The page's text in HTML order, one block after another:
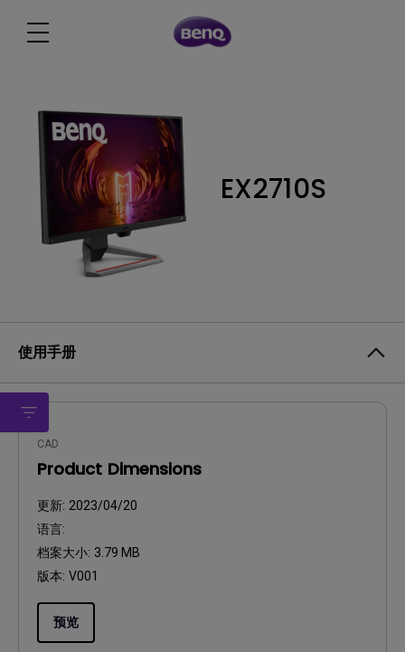
EX2710S
使用手册
CAD
Product Dimensions
更新: 2023/04/20
语言:
档案大小: 3.79 MB
版本: V001
预览